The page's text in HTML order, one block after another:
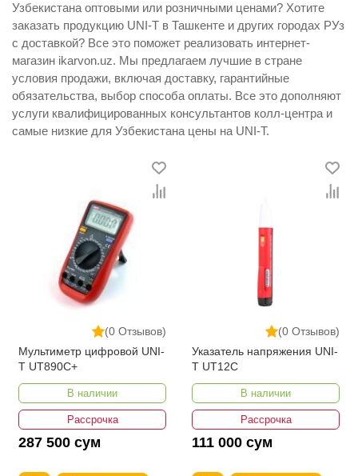
Узбекистана оптовыми или розничными ценами? Хотите
заказать продукцию UNI-T в Ташкенте и других городах РУз
с доставкой? Все это поможет реализовать интернет-
магазин ikarvon.uz. Мы предлагаем лучшие в стране
условия продажи, включая доставку, гарантийные
обязательства, выбор способа оплаты. Все это дополняют
услуги квалифицированных консультантов колл-центра и
самые низкие для Узбекистана цены на UNI-T.
(0 Отзывов)
Мультиметр цифровой UNI-
T UT890C+
В наличии
Рассрочка
287 500 сум
(0 Отзывов)
Указатель напряжения UNI-
T UT12C
В наличии
Рассрочка
111 000 сум